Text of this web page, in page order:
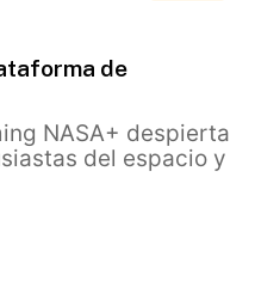
de
NASA+ despierta
del espacio y